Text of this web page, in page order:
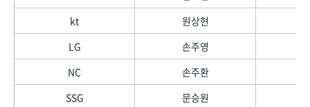
kt
원상현
LG
손주영
NC
손주환
SSG
문승원